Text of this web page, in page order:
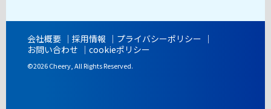
開講時間
会社概要 採用情報
プライバシーポリシー
お問い合わせ
cookieポリシー
©2026 Cheery, All Rights Reserved.